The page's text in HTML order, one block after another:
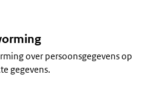
over persoonsgegevens op
gegevens.